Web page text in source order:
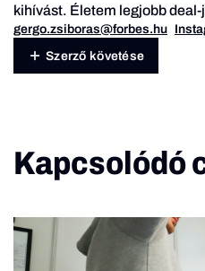
kihívást. Életem legjobb
gergo.zsiboras@forbes.hu
Szerző követése
Kapcsolódó